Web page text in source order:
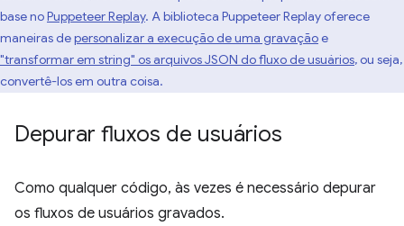
base noPuppeteer Replay. A biblioteca Puppeteer Replay oferece
maneiras depersonalizar a execução de uma gravaçãoe
"transformar em string" os arquivos JSON do fluxo de usuários, ou seja,
convertê-los em outra coisa.
Depurar fluxos de usuários
Como qualquer código, às vezes é necessário depurar
os fluxos de usuários gravados.